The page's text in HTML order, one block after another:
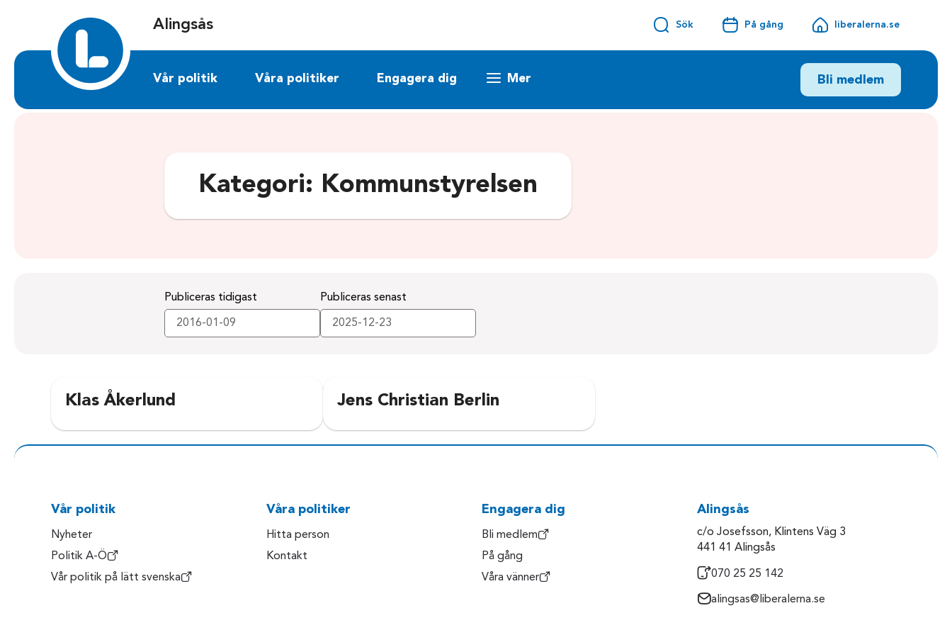
Alingsås Sök På gång liberalerna.se
Vår politik Våra politiker Engagera dig Mer Bli medlem
Kategori: Kommunstyrelsen
Publiceras tidigast Publiceras senast
Klas Åkerlund Jens Christian Berlin
Vår politik
Nyheter
Politik A-Ö
Vår politik på lätt svenska
Våra politiker
Hitta person
Kontakt
Engagera dig
Bli medlem
På gång
Våra vänner
Alingsås
c/o Josefsson, Klintens Väg 3
441 41 Alingsås
070 25 25 142
alingsas@liberalerna.se